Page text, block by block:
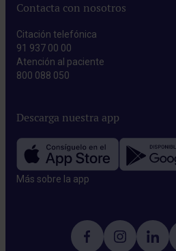
Contacta con nosotros
Citación telefónica
91 937 00 00
Atención al paciente
800 088 050
Descarga nuestra app
Más sobre la app​